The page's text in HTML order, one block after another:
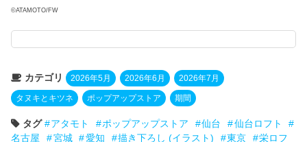
©︎ATAMOTO/FW
カテゴリ 2026年5月 2026年6月 2026年7月
タヌキとキツネ ポップアップストア 期間
タグ アタモト ポップアップストア 仙台
仙台ロフト
名古屋
宮城 愛知 描き下ろし (イラスト) 東京
栄ロフ